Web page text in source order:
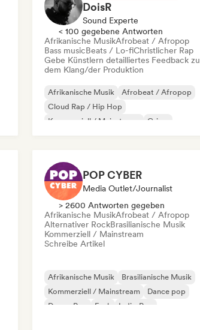
DoisR
Sound Experte
< 100 gegebene Antworten
Afrikanische MusikAfrobeat / Afropop
Bass musicBeats / Lo-fiChristlicher Rap
Gebe Künstlern detailliertes Feedback zu
dem Klang/der Produktion
Afrikanische Musik
Afrobeat / Afropop
Cloud Rap / Hip Hop
Kommerziell / Mainstream
Grime
POP CYBER
Media Outlet/Journalist
> 2600 Antworten gegeben
Afrikanische MusikAfrobeat / Afropop
Alternativer RockBrasilianische Musik
Kommerziell / Mainstream
Schreibe Artikel
Afrikanische Musik
Brasilianische Musik
Kommerziell / Mainstream
Dance pop
Dream Pop
Funk
Indie-Pop